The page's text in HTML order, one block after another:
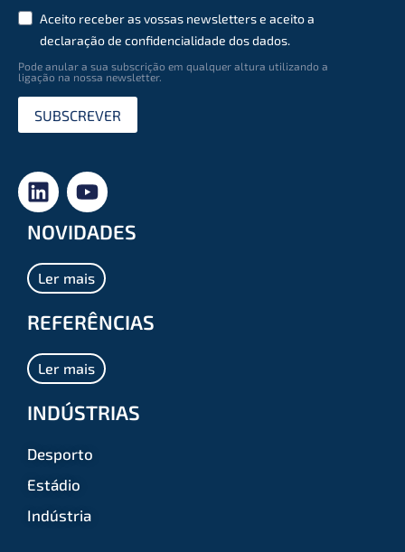
Aceito receber as vossas newsletters e aceito a
declaração de conﬁdencialidade dos dados.
Pode anular a sua subscrição em qualquer altura utilizando a
ligação na nossa newsletter.
SUBSCREVER
NOVIDADES
Ler mais
REFERÊNCIAS
Ler mais
INDÚSTRIAS
Desporto
Estádio
Indústria